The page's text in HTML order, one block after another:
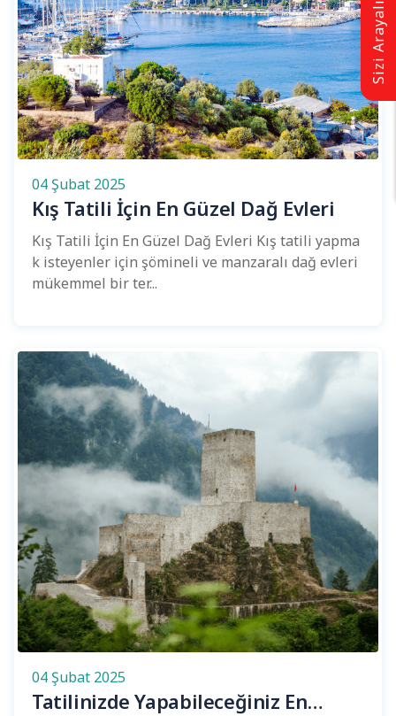
Sizi Arayalım
04 Şubat 2025
Kış Tatili İçin En Güzel Dağ Evleri
Kış Tatili İçin En Güzel Dağ Evleri Kış tatili yapma
k isteyenler için şömineli ve manzaralı dağ evleri
mükemmel bir ter...
04 Şubat 2025
Tatilinizde Yapabileceğiniz En